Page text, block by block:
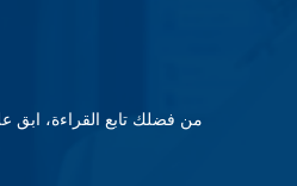
من فضلك تابع القراءة، ابق